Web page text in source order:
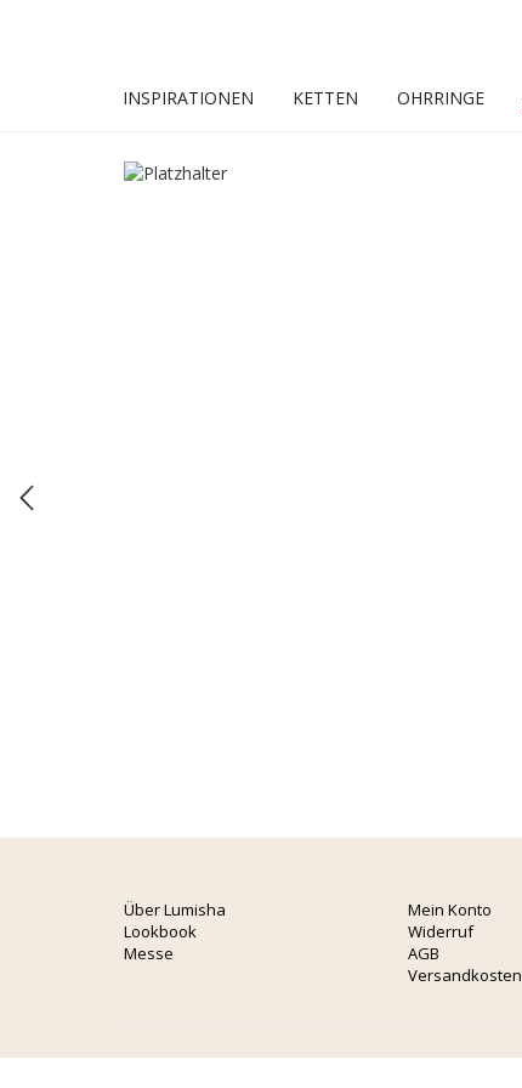
INSPIRATIONEN
KETTEN OHRRINGE
Über Lumisha
Lookbook
Messe
Mein Konto
Widerruf
AGB
Versandkosten